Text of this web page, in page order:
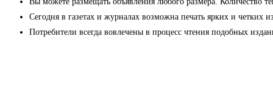
Сегодня в газетах и журналах возможна печать ярких и четких
Потребители всегда вовлечены в процесс чтения подобных